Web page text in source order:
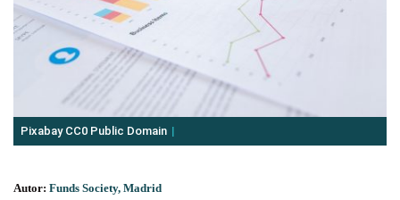
Pixabay CC0 Public Domain
Autor: Funds Society, Madrid